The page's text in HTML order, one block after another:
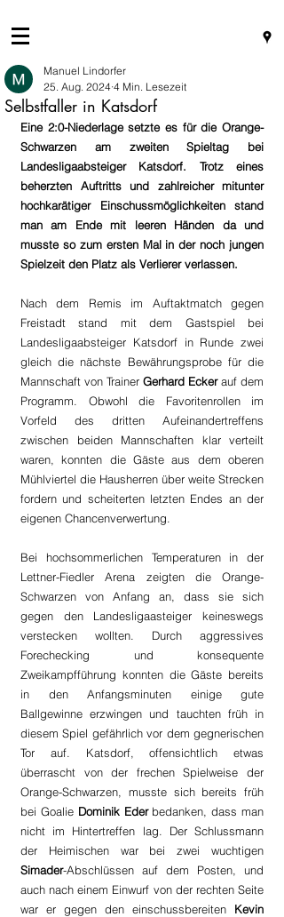
Selbstfaller in Katsdorf
Manuel Lindorfer
25. Aug. 2024 4 Min. Lesezeit
Eine 2:0-Niederlage setzte es für die Orange-
Schwarzen am zweiten Spieltag bei
Landesligaabsteiger Katsdorf. Trotz eines
beherzten Auftritts und zahlreicher mitunter
hochkarätiger Einschussmöglichkeiten stand
man am Ende mit leeren Händen da und
musste so zum ersten Mal in der noch jungen
Spielzeit den Platz als Verlierer verlassen.
Nach dem Remis im Auftaktmatch gegen
Freistadt stand mit dem Gastspiel bei
Landesligaabsteiger Katsdorf in Runde zwei
gleich die nächste Bewährungsprobe für die
Mannschaft von Trainer Gerhard Ecker auf dem
Programm. Obwohl die Favoritenrollen im
Vorfeld des dritten Aufeinandertreffens
zwischen beiden Mannschaften klar verteilt
waren, konnten die Gäste aus dem oberen
Mühlviertel die Hausherren über weite Strecken
fordern und scheiterten letzten Endes an der
eigenen Chancenverwertung.
Bei hochsommerlichen Temperaturen in der
Lettner-Fiedler Arena zeigten die Orange-
Schwarzen von Anfang an, dass sie sich
gegen den Landesligaasteiger keineswegs
verstecken wollten. Durch aggressives
Forechecking und konsequente
Zweikampfführung konnten die Gäste bereits
in den Anfangsminuten einige gute
Ballgewinne erzwingen und tauchten früh in
diesem Spiel gefährlich vor dem gegnerischen
Tor auf. Katsdorf, offensichtlich etwas
überrascht von der frechen Spielweise der
Orange-Schwarzen, musste sich bereits früh
bei Goalie Dominik Eder bedanken, dass man
nicht im Hintertreffen lag. Der Schlussmann
Simader-Abschlüssen auf dem Posten, und
auch nach einem Einwurf von der rechten Seite
war er gegen den einschussbereiten Kevin